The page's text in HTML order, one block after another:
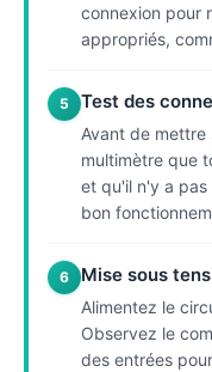
connexion pour
appropriés,
5 Test des
Avant de mettre
multimètre que
et qu'il n'y a
bon
6 Mise sous
Alimentez le
Observez le
des entrées